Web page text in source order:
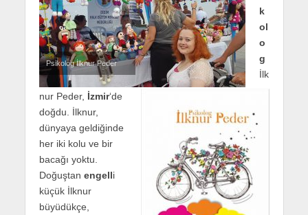
Psikolog İlknur Peder
k
ol
o
g
İlk
nur Peder, İzmir‘de
doğdu. İlknur,
dünyaya geldiğinde
her iki kolu ve bir
bacağı yoktu.
Doğuştan engelli
küçük İlknur
büyüdükçe,